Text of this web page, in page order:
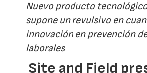
Nuevo producto
supone un revulsivo en
innovación en prevención
laborales
Site and Field